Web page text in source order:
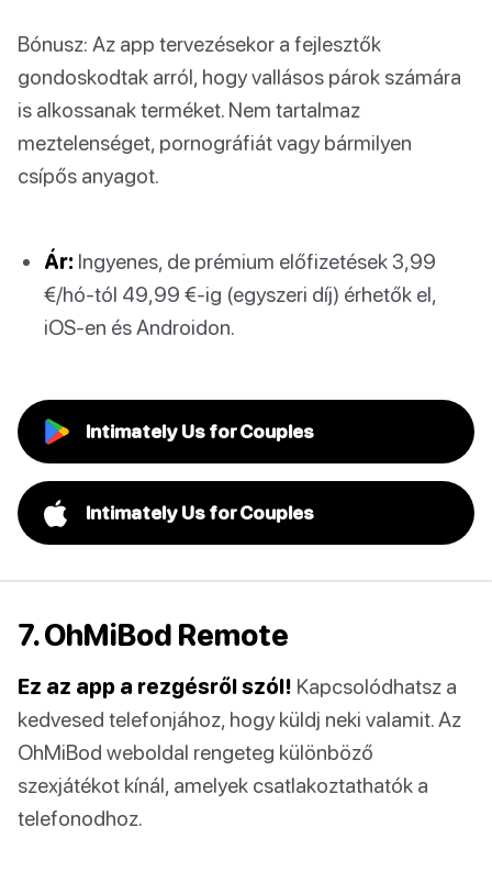
Bónusz: Az app tervezésekor a fejlesztők
gondoskodtak arról, hogy vallásos párok számára
is alkossanak terméket. Nem tartalmaz
meztelenséget, pornográfiát vagy bármilyen
csípős anyagot.
Ár: Ingyenes, de prémium előfizetések 3,99
€/hó-tól 49,99 €-ig (egyszeri díj) érhetők el,
iOS-en és Androidon.
Intimately Us for Couples
Intimately Us for Couples
7. OhMiBod Remote
Ez az app a rezgésről szól! Kapcsolódhatsz a
kedvesed telefonjához, hogy küldj neki valamit. Az
OhMiBod weboldal rengeteg különböző
szexjátékot kínál, amelyek csatlakoztathatók a
telefonodhoz.